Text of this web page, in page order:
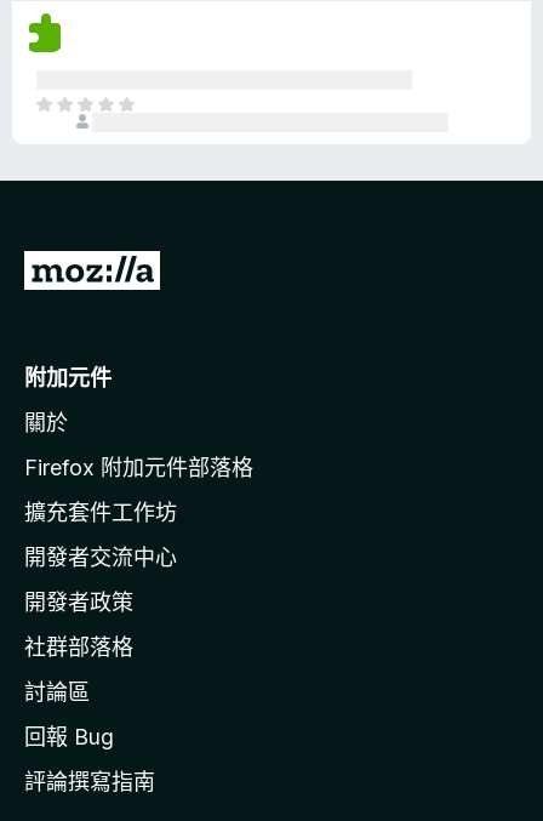
沒
有
目
有
前
o
i
l
a
官
網
附加元件
關於
Firefox 附加元件部落格
擴充套件工作坊
開發者交流中心
開發者政策
社群部落格
討論區
回報 Bug
評論撰寫指南